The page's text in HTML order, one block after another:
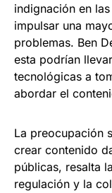
indignación en
impulsar una
problemas. Ben
esta podrían
tecnológicas a
abordar el
La preocupación
crear contenido
públicas, resalta
regulación y la